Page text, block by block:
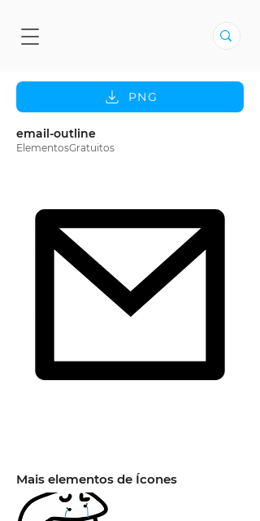
PNG
email-outline
ElementosGratuitos
Mais elementos de Ícones